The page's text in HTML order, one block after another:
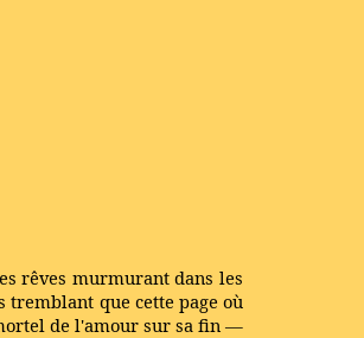
rêves murmurant dans les
tremblant que cette page où
de l'amour sur sa fin —